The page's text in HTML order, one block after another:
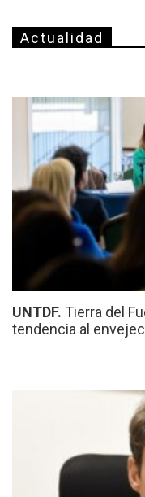
Actualidad
UNTDF. Tierra del
tendencia al